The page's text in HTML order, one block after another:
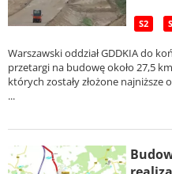
S2
Warszawski oddział GDDKIA do
przetargi na budowę około 27,5
których zostały złożone najniższe
...